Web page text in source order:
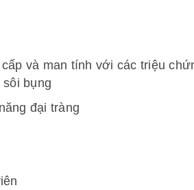
và man tính với các triệu
bụng
đại tràng